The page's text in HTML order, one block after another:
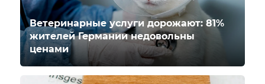
Ветеринарные услуги дорожают: 81%
жителей Германии недовольны
ценами